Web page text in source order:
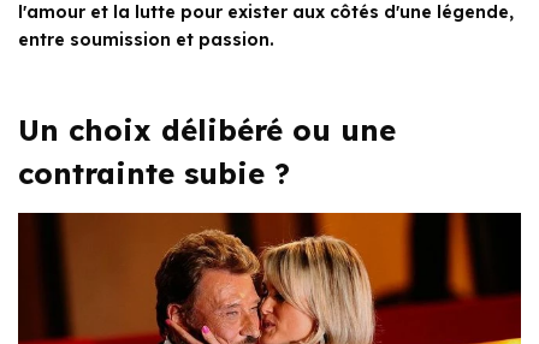
l'amour et la lutte pour exister aux côtés d'une légende,
entre soumission et passion.
Un choix délibéré ou une
contrainte subie ?